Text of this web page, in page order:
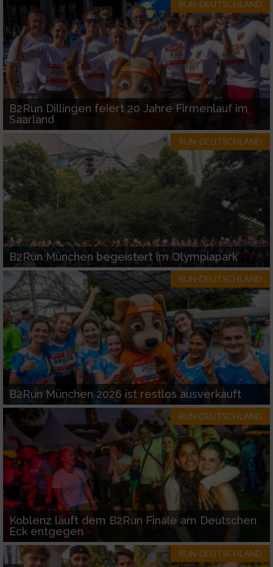
RUN-DEUTSCHLAND
B2Run Dillingen feiert 20 Jahre Firmenlauf im
Saarland
RUN-DEUTSCHLAND
B2Run München begeistert im Olympiapark
RUN-DEUTSCHLAND
B2Run München 2026 ist restlos ausverkauft
RUN-DEUTSCHLAND
Koblenz läuft dem B2Run Finale am Deutschen
Eck entgegen
RUN-DEUTSCHLAND
Entwicklung und Verbesserung der Angebote
Verwendung reduzierter Daten zur Auswahl
von Inhalten
IAB-Besonderheiten:
Verwendung genauer Standortdaten
Geräte anhand von aktiv angeforderten
Informationen identifizieren
Nicht-IAB-Verarbeitungszwecke:
Notwendig
Funktional
Werbung